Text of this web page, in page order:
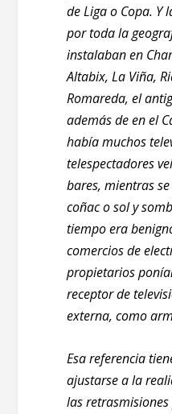
de Liga o Copa. Y
por toda la
instalaban en
Altabix, La Viña,
Romareda, el
además de en el
había muchos
telespectadores
bares, mientras
coñac o sol y
tiempo era
comercios de
propietarios
receptor de
externa, como
Esa referencia
ajustarse a la
las